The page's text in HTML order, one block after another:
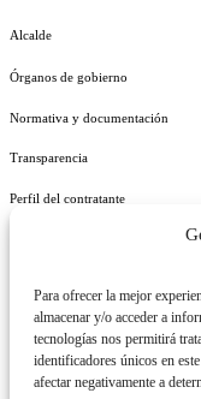
Para ofrecer la mejor
almacenar y/o acceder a
tecnologías nos permitirá
identificadores únicos en
afectar negativamente a
Alcalde
Órganos de gobierno
Normativa y documentación
Transparencia
Perfil del contratante